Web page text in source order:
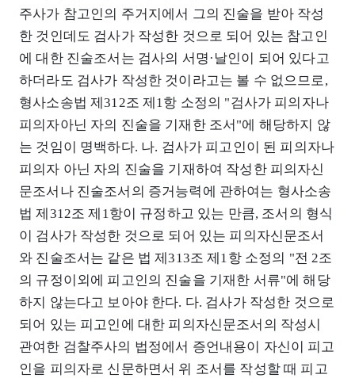
주사가 참고인의 주거지에서 그의 진술을 받아 작성
한 것인데도 검사가 작성한 것으로 되어 있는 참고인
에 대한 진술조서는 검사의 서명·날인이 되어 있다고
하더라도 검사가 작성한 것이라고는 볼 수 없으므로,
형사소송법 제312조 제1항 소정의 "검사가 피의자나
피의자아닌 자의 진술을 기재한 조서"에 해당하지 않
는 것임이 명백하다. 나. 검사가 피고인이 된 피의자나
피의자 아닌 자의 진술을 기재하여 작성한 피의자신
문조서나 진술조서의 증거능력에 관하여는 형사소송
법 제312조 제1항이 규정하고 있는 만큼, 조서의 형식
이 검사가 작성한 것으로 되어 있는 피의자신문조서
와 진술조서는 같은 법 제313조 제1항 소정의 "전 2조
의 규정이외에 피고인의 진술을 기재한 서류"에 해당
하지 않는다고 보아야 한다. 다. 검사가 작성한 것으로
되어 있는 피고인에 대한 피의자신문조서의 작성시
관여한 검찰주사의 법정에서 증언내용이 자신이 피고
인을 피의자로 신문하면서 위 조서를 작성할 때 피고